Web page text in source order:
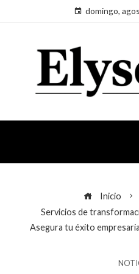
domingo,
Inicio
Servicios de
Asegura tu éxito